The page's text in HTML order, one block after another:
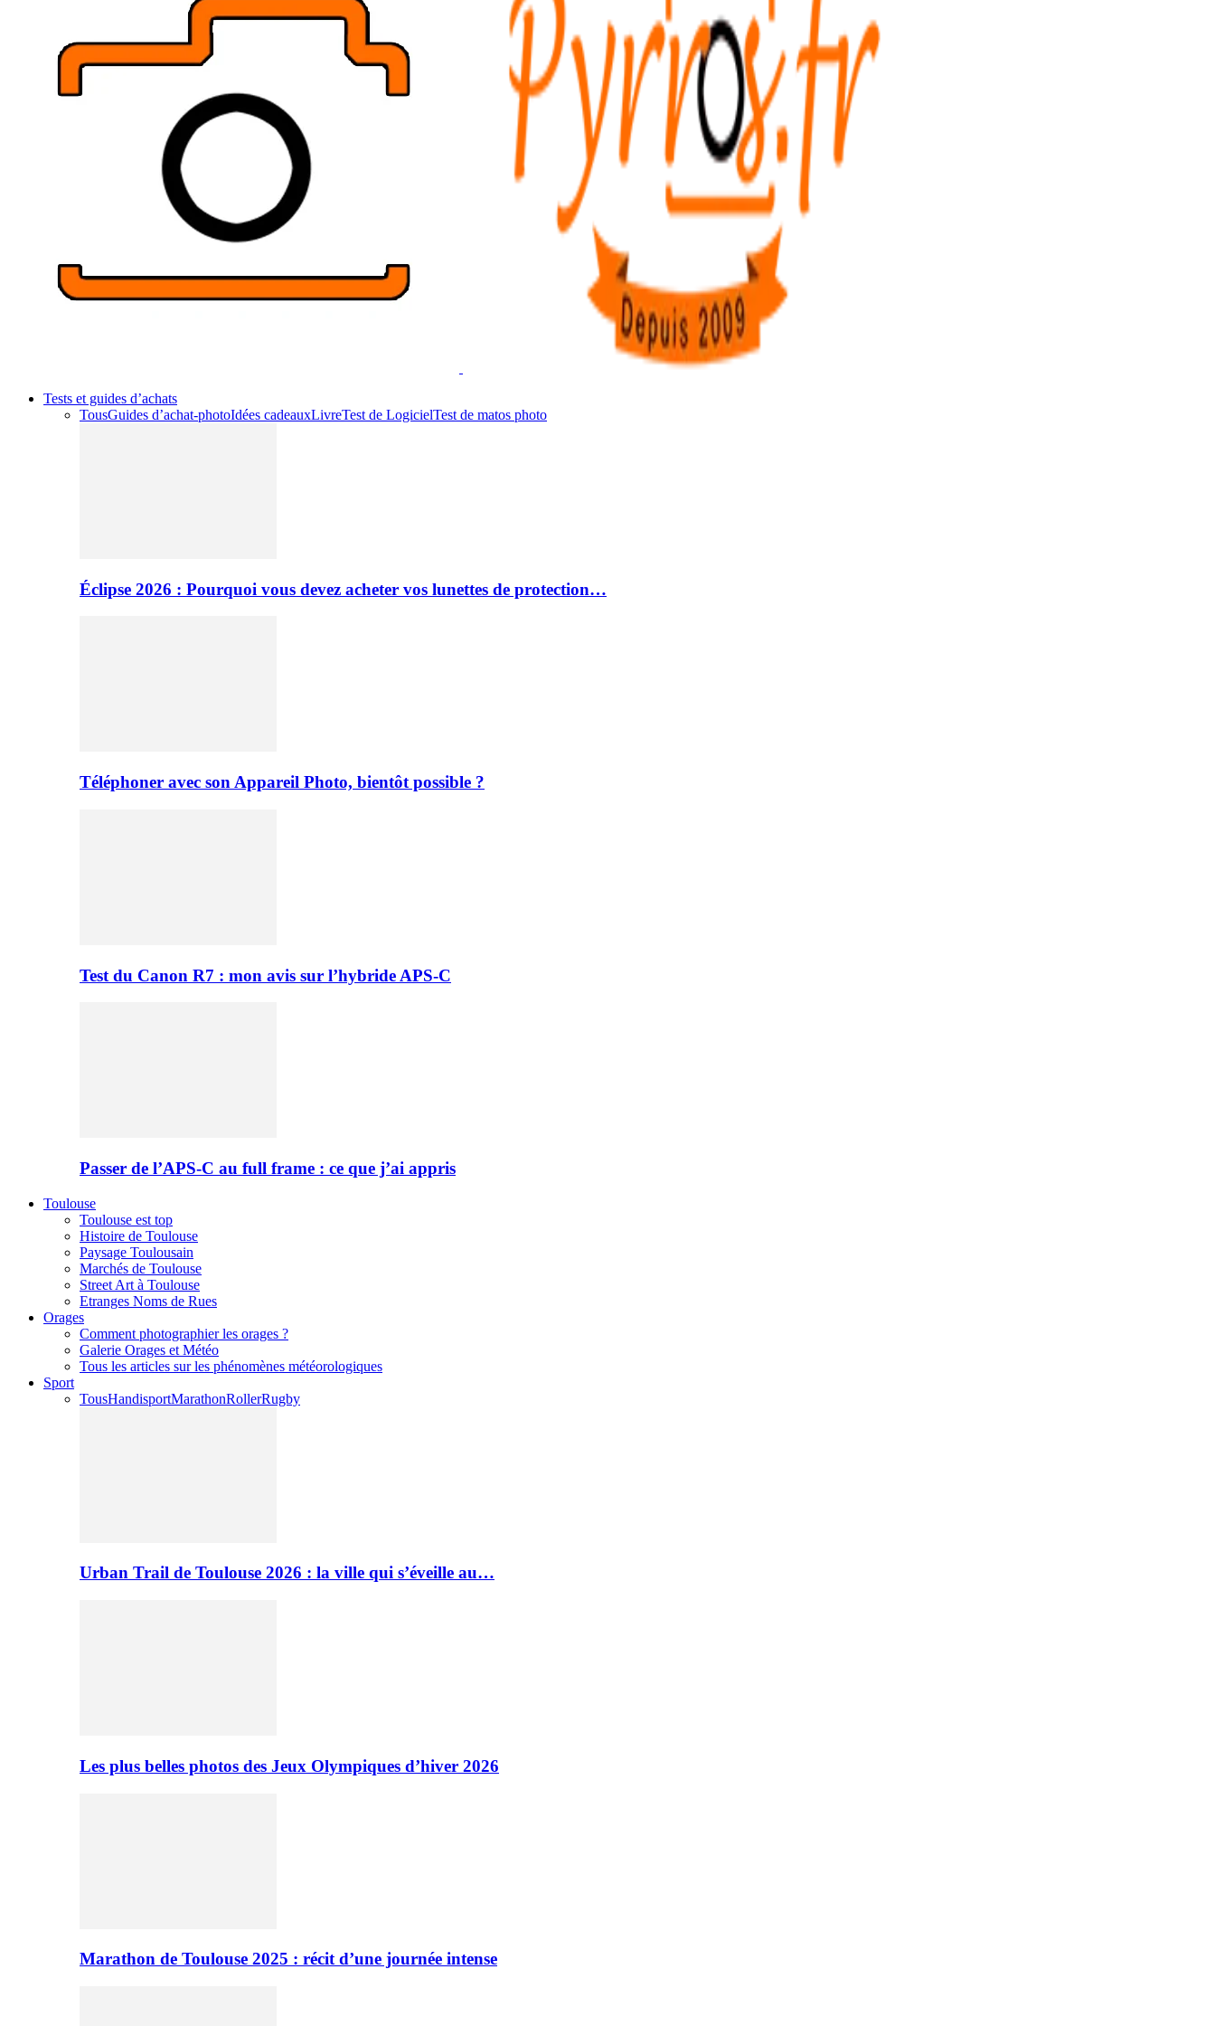
Tests et guides d’achats
TousGuides d’achat-photoIdées cadeauxLivreTest de LogicielTest de matos photo
Éclipse 2026 : Pourquoi vous devez acheter vos lunettes de protection…
Téléphoner avec son Appareil Photo, bientôt possible ?
Test du Canon R7 : mon avis sur l’hybride APS-C
Passer de l’APS-C au full frame : ce que j’ai appris
Toulouse
Toulouse est top
Histoire de Toulouse
Paysage Toulousain
Marchés de Toulouse
Street Art à Toulouse
Etranges Noms de Rues
Orages
Comment photographier les orages ?
Galerie Orages et Météo
Tous les articles sur les phénomènes météorologiques
Sport
TousHandisportMarathonRollerRugby
Urban Trail de Toulouse 2026 : la ville qui s’éveille au…
Les plus belles photos des Jeux Olympiques d’hiver 2026
Marathon de Toulouse 2025 : récit d’une journée intense